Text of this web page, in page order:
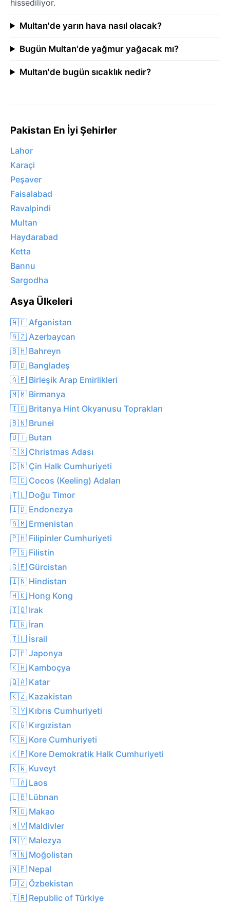
hissediliyor.
Multan'de yarın hava nasıl olacak?
Bugün Multan'de yağmur yağacak mı?
Multan'de bugün sıcaklık nedir?
Pakistan En İyi Şehirler
Lahor
Karaçi
Peşaver
Faisalabad
Ravalpindi
Multan
Haydarabad
Ketta
Bannu
Sargodha
Asya Ülkeleri
🇦🇫 Afganistan
🇦🇿 Azerbaycan
🇧🇭 Bahreyn
🇧🇩 Bangladeş
🇦🇪 Birleşik Arap Emirlikleri
🇲🇲 Birmanya
🇮🇴 Britanya Hint Okyanusu Toprakları
🇧🇳 Brunei
🇧🇹 Butan
🇨🇽 Christmas Adası
🇨🇳 Çin Halk Cumhuriyeti
🇨🇨 Cocos (Keeling) Adaları
🇹🇱 Doğu Timor
🇮🇩 Endonezya
🇦🇲 Ermenistan
🇵🇭 Filipinler Cumhuriyeti
🇵🇸 Filistin
🇬🇪 Gürcistan
🇮🇳 Hindistan
🇭🇰 Hong Kong
🇮🇶 Irak
🇮🇷 İran
🇮🇱 İsrail
🇯🇵 Japonya
🇰🇭 Kamboçya
🇶🇦 Katar
🇰🇿 Kazakistan
🇨🇾 Kıbrıs Cumhuriyeti
🇰🇬 Kırgızistan
🇰🇷 Kore Cumhuriyeti
🇰🇵 Kore Demokratik Halk Cumhuriyeti
🇰🇼 Kuveyt
🇱🇦 Laos
🇱🇧 Lübnan
🇲🇴 Makao
🇲🇻 Maldivler
🇲🇾 Malezya
🇲🇳 Moğolistan
🇳🇵 Nepal
🇺🇿 Özbekistan
🇹🇷 Republic of Türkiye